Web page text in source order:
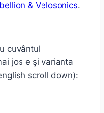
& Velosonics.
cuvântul
jos e şi varianta
scroll down):